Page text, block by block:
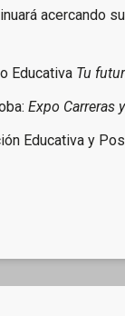
acercando
Educativa Tu
Expo Carreras
Educativa y